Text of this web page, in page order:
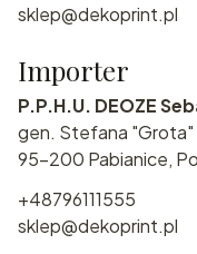
sklep@dekoprint.pl
Importer
P.P.H.U. DEOZE
gen. Stefana
95-200 Pabianice,
+48796111555
sklep@dekoprint.pl